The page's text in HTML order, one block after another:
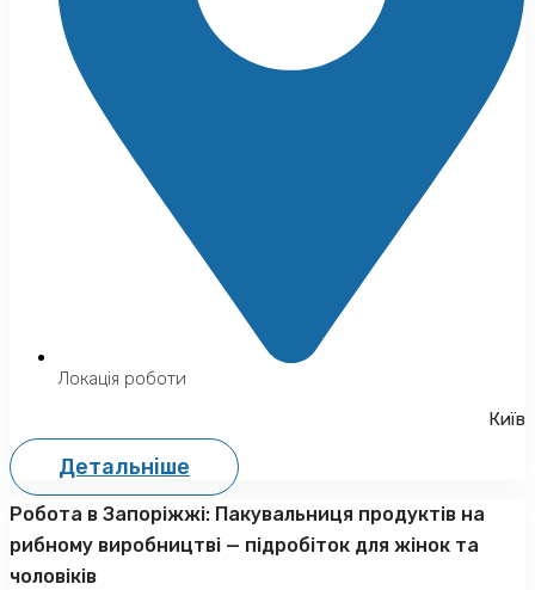
Локація роботи
Київ
Детальніше
Робота в Запоріжжі: Пакувальниця продуктів на
рибному виробництві — підробіток для жінок та
чоловіків